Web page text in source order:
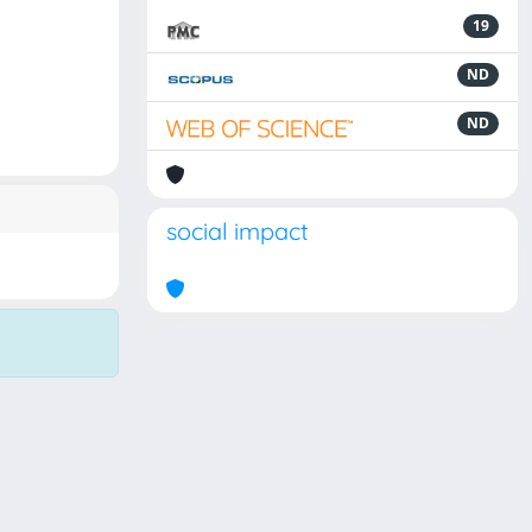
19
ND
ND
social impact